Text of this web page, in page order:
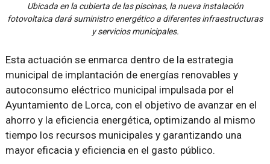
Ubicada en la cubierta de las piscinas, la nueva instalación
fotovoltaica dará suministro energético a diferentes infraestructuras
y servicios municipales.
Esta actuación se enmarca dentro de la estrategia
municipal de implantación de energías renovables y
autoconsumo eléctrico municipal impulsada por el
Ayuntamiento de Lorca, con el objetivo de avanzar en el
ahorro y la eficiencia energética, optimizando al mismo
tiempo los recursos municipales y garantizando una
mayor eficacia y eficiencia en el gasto público.